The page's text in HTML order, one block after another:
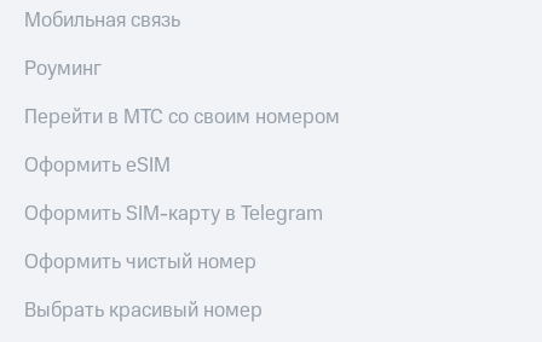
Мобильная связь
Роуминг
Перейти в МТС со своим номером
Оформить eSIM
Оформить SIM-карту в Telegram
Оформить чистый номер
Выбрать красивый номер